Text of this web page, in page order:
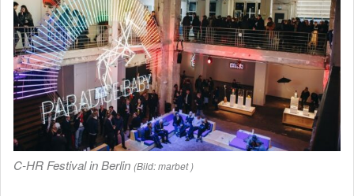
C-HR Festival in Berlin (Bild: marbet )